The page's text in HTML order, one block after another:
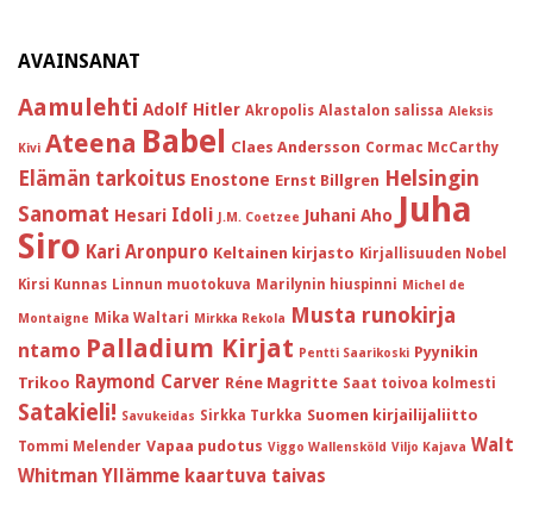
AVAINSANAT
Aamulehti Adolf Hitler Akropolis Alastalon salissa Aleksis
Kivi Ateena Babel Claes Andersson Cormac McCarthy
Elämän tarkoitus Enostone Ernst Billgren Helsingin
Sanomat Hesari Idoli J.M. Coetzee Juhani Aho Juha
Siro Kari Aronpuro Keltainen kirjasto Kirjallisuuden Nobel
Kirsi Kunnas Linnun muotokuva Marilynin hiuspinni Michel de
Montaigne Mika Waltari Mirkka Rekola Musta runokirja
ntamo Palladium Kirjat Pentti Saarikoski Pyynikin
Trikoo Raymond Carver Réne Magritte Saat toivoa kolmesti
Satakieli! Savukeidas Sirkka Turkka Suomen kirjailijaliitto
Tommi Melender Vapaa pudotus Viggo Wallensköld Viljo Kajava Walt
Whitman Yllämme kaartuva taivas